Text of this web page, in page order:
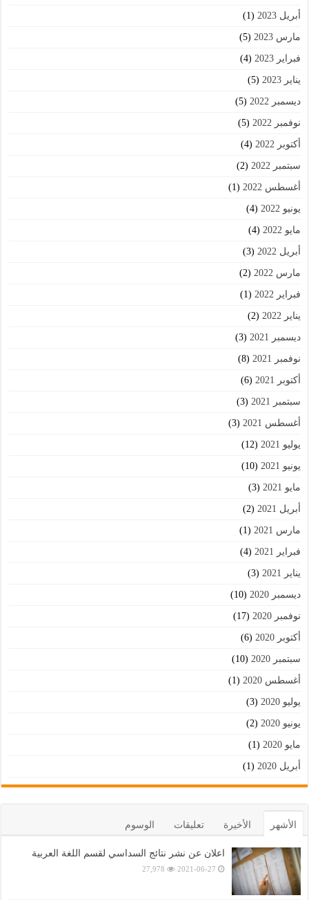
أبريل 2023 (1)
مارس 2023 (5)
فبراير 2023 (4)
يناير 2023 (5)
ديسمبر 2022 (5)
نوفمبر 2022 (5)
أكتوبر 2022 (4)
سبتمبر 2022 (2)
أغسطس 2022 (1)
يونيو 2022 (4)
مايو 2022 (4)
أبريل 2022 (3)
مارس 2022 (2)
فبراير 2022 (1)
يناير 2022 (2)
ديسمبر 2021 (3)
نوفمبر 2021 (8)
أكتوبر 2021 (6)
سبتمبر 2021 (3)
أغسطس 2021 (3)
يوليو 2021 (12)
يونيو 2021 (10)
مايو 2021 (3)
أبريل 2021 (2)
مارس 2021 (1)
فبراير 2021 (4)
يناير 2021 (3)
ديسمبر 2020 (10)
نوفمبر 2020 (17)
أكتوبر 2020 (6)
سبتمبر 2020 (10)
أغسطس 2020 (1)
يوليو 2020 (3)
يونيو 2020 (2)
مايو 2020 (1)
أبريل 2020 (1)
الأشهر الأخيرة تعليقات الوسوم
اعلان عن نشر نتائج السداسي لقسم اللغة العربية
2021-06-27
27,978